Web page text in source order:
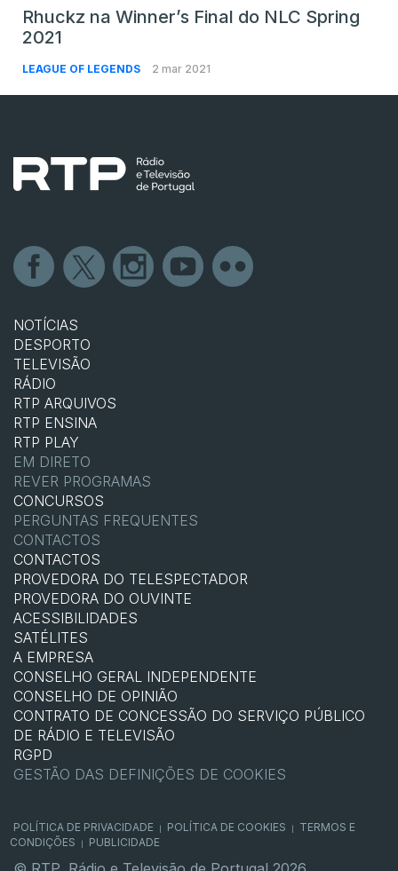
Rhuckz na Winner’s Final do NLC Spring
2021
LEAGUE OF LEGENDS 2 mar 2021
NOTÍCIAS
DESPORTO
TELEVISÃO
RÁDIO
RTP ARQUIVOS
RTP ENSINA
RTP PLAY
EM DIRETO
REVER PROGRAMAS
CONCURSOS
PERGUNTAS FREQUENTES
CONTACTOS
CONTACTOS
PROVEDORA DO TELESPECTADOR
PROVEDORA DO OUVINTE
ACESSIBILIDADES
SATÉLITES
A EMPRESA
CONSELHO GERAL INDEPENDENTE
CONSELHO DE OPINIÃO
CONTRATO DE CONCESSÃO DO SERVIÇO PÚBLICO
DE RÁDIO E TELEVISÃO
RGPD
GESTÃO DAS DEFINIÇÕES DE COOKIES
POLÍTICA DE PRIVACIDADE POLÍTICA DE COOKIES
TERMOS E
CONDIÇÕES
PUBLICIDADE